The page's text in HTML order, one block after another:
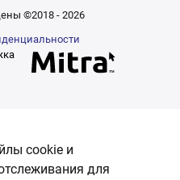
©2018 - 2026
cookie и
для